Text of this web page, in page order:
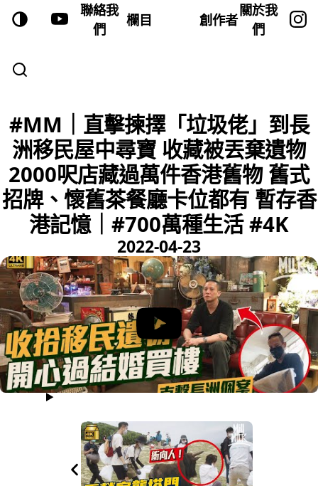
聯絡我
們
欄目 創作者
關於我
們
#MM｜直擊揀擇「垃圾佬」到長
洲移民屋中尋寶 收藏被丟棄遺物
2000呎店藏過萬件香港舊物 舊式
招牌、懷舊茶餐廳卡位都有 暫存香
港記憶｜#700萬種生活 #4K
2022-04-23